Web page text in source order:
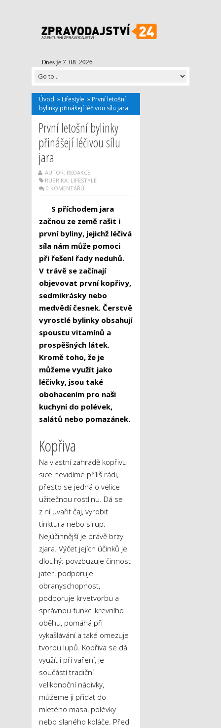
Dnes je 7. 08. 2026
Úvod » Lifestyle » První letošní
bylinky přinášejí léčivou sílu jara
První letošní bylinky
přinášejí léčivou sílu
jara
AUTOR: REDAKCE
RUBRIKA: LIFESTYLE
0 KOMENTÁŘŮ
S příchodem jara
začnou ze země rašit i
první byliny, jejichž léčivá
síla nám může pomoci
při řešení řady neduhů.
V trávě se začínají
objevovat první kopřivy,
sedmikrásky nebo
medvědí česnek. Čerstvě
vyrostlé bylinky obsahují
spoustu vitamínů a
prospěšných látek.
Kromě toho, že je
můžeme využít jako
léčivky, jsou také
obohacením pro naši
kuchyni do polévek,
salátů nebo pomazánek.
Kopřiva
Na vlastní zahradě kopřivu
sice nevidíme příliš rádi,
přesto se jedná o velice
užitečnou rostlinu. Dá se
z ní uvařit čaj, vyrobit
tinktura nebo sirup.
Nejúčinnější je právě brzy
zjara. Výčet jejích účinků je
dlouhý: povzbuzuje činnost
jater, podporuje
obranyschopnost,
podporuje krvetvorbu a
správnou funkci krevního
oběhu, pomáhá při
vykašlávání a také omezuje
tvorbu lupů. Kopřiva se dá
využít i při vaření, je
součástí tradiční
velikonoční nádivky,
můžeme ji přidat do
mletého masa, polévky
nebo slaného koláče. Před